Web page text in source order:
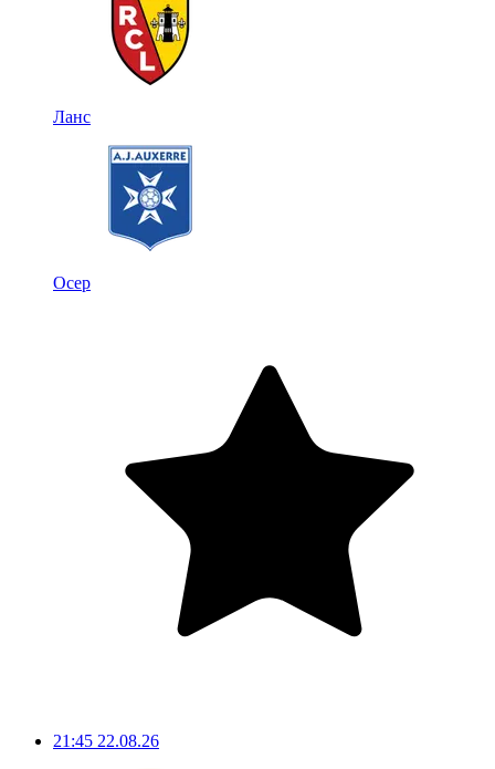
Ланс
Осер
21:45 22.08.26